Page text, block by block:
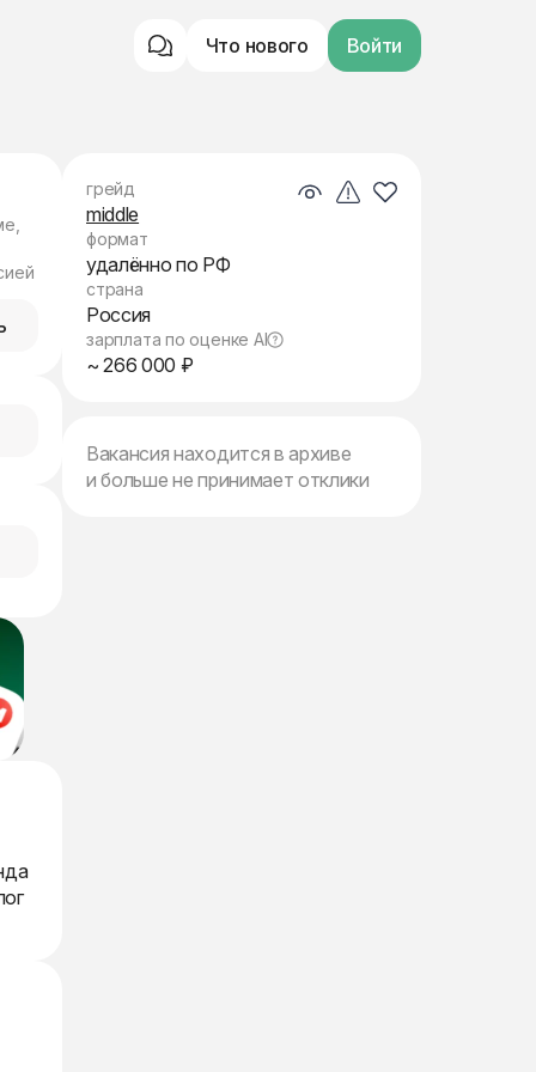
Что нового Войти
грейд
middle
формат
удалённо по РФ
страна
Россия
зарплата по оценке AI
~ 266 000 ₽
Вакансия находится в архиве
и больше не принимает отклики